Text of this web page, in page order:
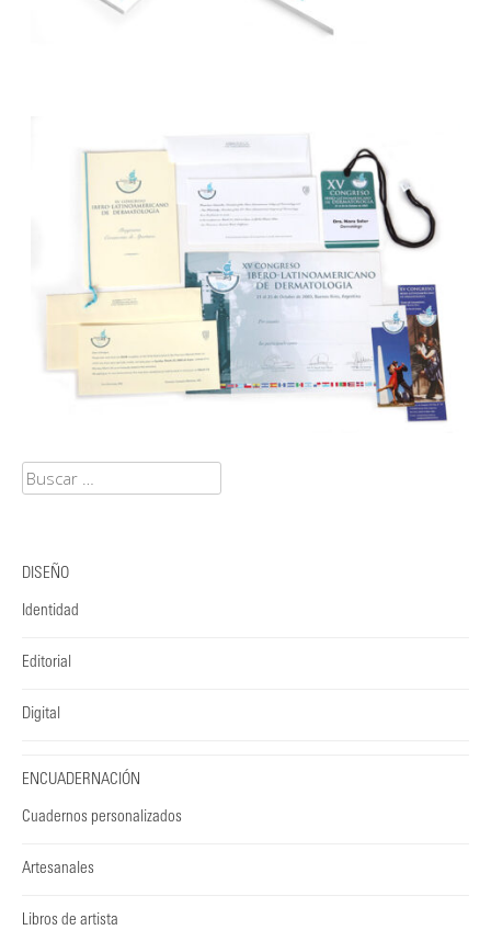
Buscar:
DISEÑO
Identidad
Editorial
Digital
ENCUADERNACIÓN
Cuadernos personalizados
Artesanales
Libros de artista